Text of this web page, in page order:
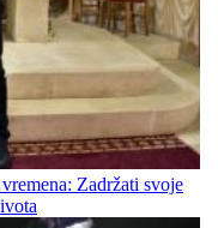
Zadržati svoje